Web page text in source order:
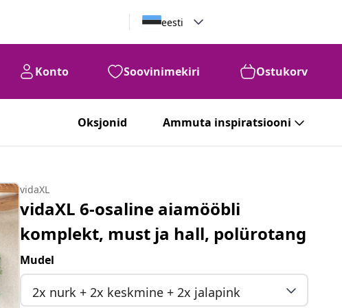
eesti
Konto Soovinimekiri Ostukorv
Oksjonid Ammuta inspiratsiooni
vidaXL
vidaXL 6-osaline aiamööbli
komplekt, must ja hall, polürotang
Mudel
2x nurk + 2x keskmine + 2x jalapink